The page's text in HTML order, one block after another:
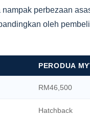
perbezaan
oleh
PERODUA
RM46,500
Hatchback